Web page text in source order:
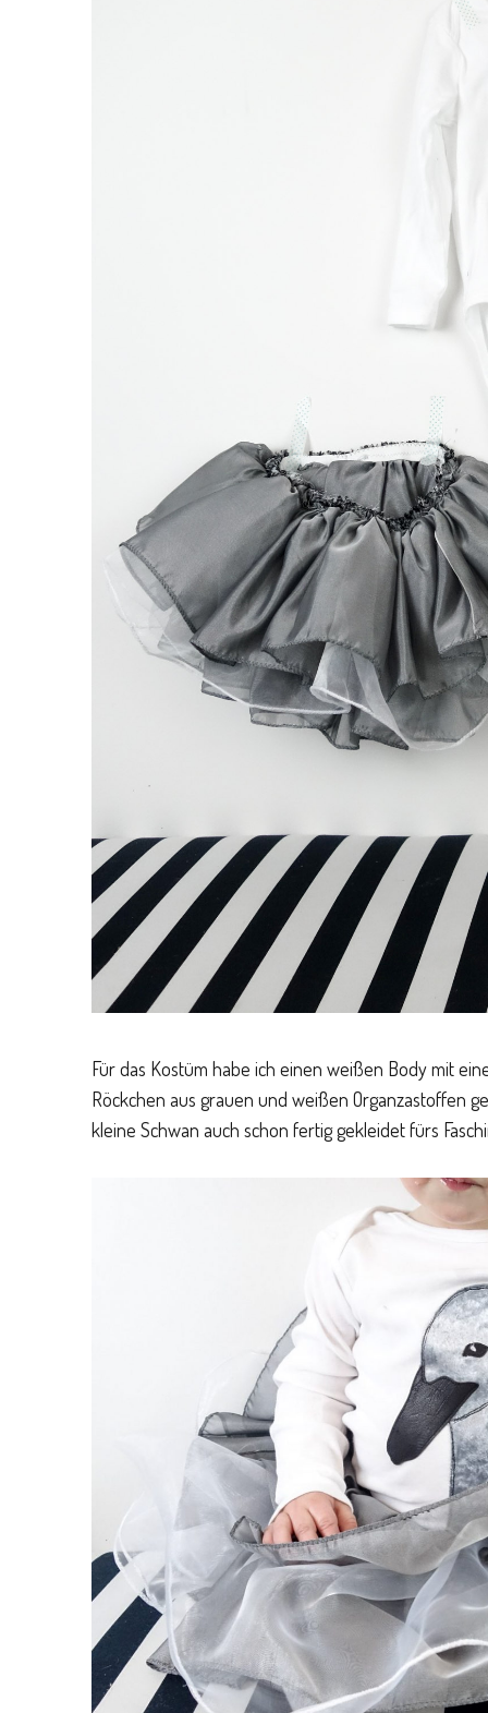
Für das Kostüm habe ich einen weißen Body mit
Röckchen aus grauen und weißen Organzastoffen
kleine Schwan auch schon fertig gekleidet fürs